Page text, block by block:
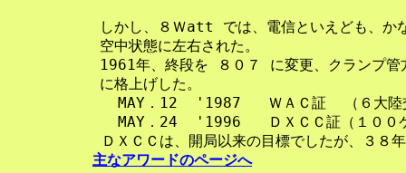
しかし、８Ｗatt では、電信といえども、か
    空中状態に左右された。
1961年、終段を ８０７ に変更、クランプ
    に格上げした。
MAY．12  '1987   ＷＡＣ証  （６大陸
MAY．24  '1996   ＤＸＣＣ証（１００
ＤＸＣＣは、開局以来の目標でしたが、３８年
主なアワードのページへ